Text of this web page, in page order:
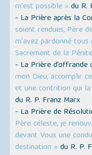
m'est possible » du R.
- La Prière après la
soient rendues, Père
m'avez pardonné
Sacrement de la
- La Prière d’offrande
mon Dieu, accomplir
et une contrition qui
du R. P. Franz Marx
- La Prière de
Père céleste, je
devant Vous une
destination » du R. P.